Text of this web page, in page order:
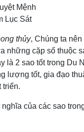
Mệnh
Lục Sát
thủy, Chúng ta
những cặp số thuộc
là 2 sao tốt trong Du
lượng tốt, gia đạo
triển.
của các sao